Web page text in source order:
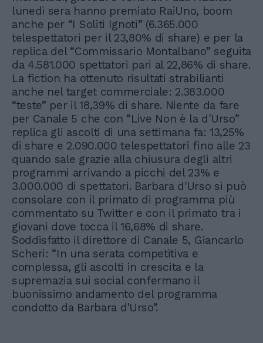
lunedì sera hanno premiato RaiUno, boom
anche per “I Soliti Ignoti” (6.365.000
telespettatori per il 23,80% di share) e per la
replica del “Commissario Montalbano” seguita
da 4.581.000 spettatori pari al 22,86% di share.
La fiction ha ottenuto risultati strabilianti
anche nel target commerciale: 2.383.000
“teste” per il 18,39% di share. Niente da fare
per Canale 5 che con “Live Non è la d'Urso”
replica gli ascolti di una settimana fa: 13,25%
di share e 2.090.000 telespettatori fino alle 23
quando sale grazie alla chiusura degli altri
programmi arrivando a picchi del 23% e
3.000.000 di spettatori. Barbara d'Urso si può
consolare con il primato di programma più
commentato su Twitter e con il primato tra i
giovani dove tocca il 16,68% di share.
Soddisfatto il direttore di Canale 5, Giancarlo
Scheri: “In una serata competitiva e
complessa, gli ascolti in crescita e la
supremazia sui social confermano il
buonissimo andamento del programma
condotto da Barbara d'Urso”.